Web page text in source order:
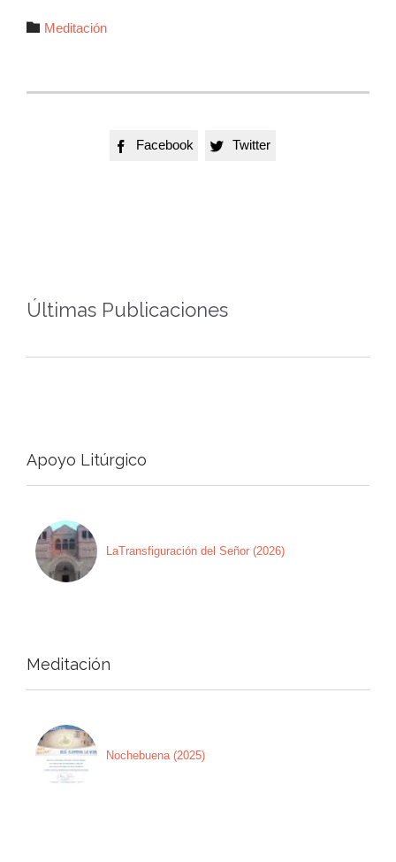
 Autor
Meditación
 Facebook  Twitter
Últimas Publicaciones
Apoyo Litúrgico
LaTransfiguración del Señor (2026)
Meditación
Nochebuena (2025)